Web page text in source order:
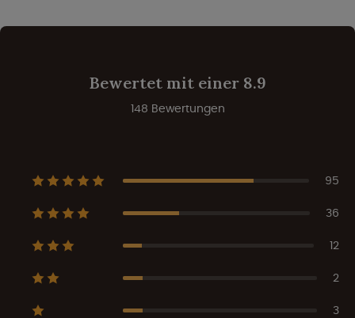
Bewertet mit einer 8.9
148 Bewertungen
95
36
12
2
3